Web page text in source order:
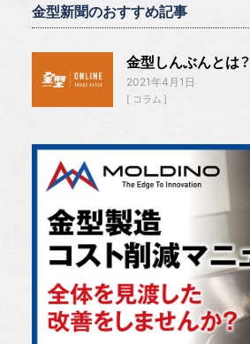
金型新聞のおすすめ記事
金型しんぶんとは？
2021年4月1日
コラム